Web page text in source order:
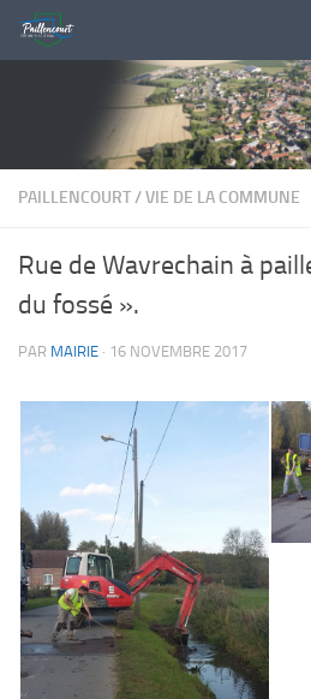
Skip to content
PAILLENCOURT/VIE DE LA COMMUNE
Rue de Wavrechain à
du fossé ».
PAR MAIRIE · 16 NOVEMBRE 2017